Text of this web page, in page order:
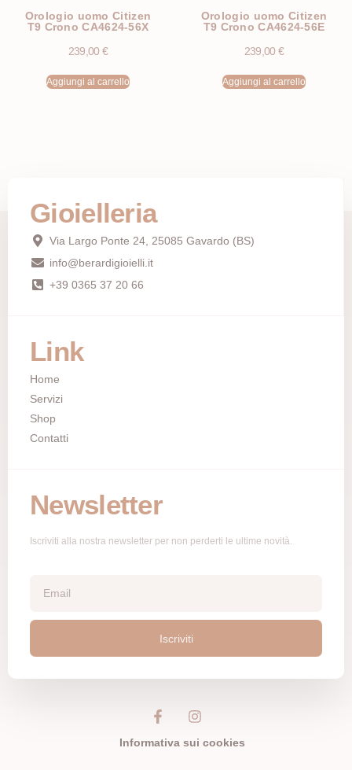
Orologio uomo Citizen
T9 Crono CA4624-56X
239,00 €
Aggiungi al carrello
Orologio uomo Citizen
T9 Crono CA4624-56E
239,00 €
Aggiungi al carrello
Gioielleria
Via Largo Ponte 24, 25085 Gavardo (BS)
info@berardigioielli.it
+39 0365 37 20 66
Link
Home
Servizi
Shop
Contatti
Newsletter
Iscriviti alla nostra newsletter per non perderti le ultime novità.
Iscriviti
Informativa sui cookies